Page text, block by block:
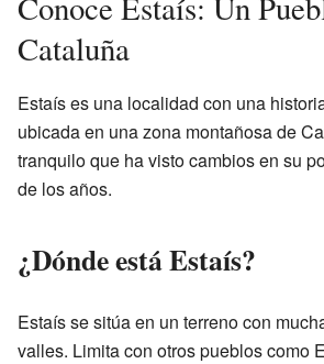
Cataluña
Estaís es una localidad con una
ubicada en una zona montañosa de
tranquilo que ha visto cambios en su
de los años.
¿Dónde está Estaís?
Estaís se sitúa en un terreno con
valles. Limita con otros pueblos como